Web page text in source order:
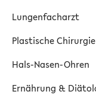
Lungenfacharzt
Plastische Chirurgie
Hals-Nasen-Ohren
Ernährung &